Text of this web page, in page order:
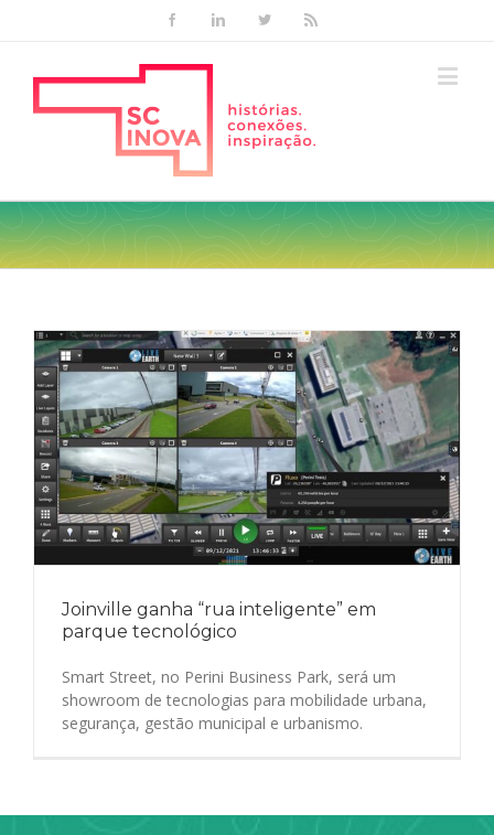
FacebookLinkedinTwitter
Joinville ganha “rua inteligente” em
parque tecnológico
Smart Street, no Perini Business Park, será um
showroom de tecnologias para mobilidade urbana,
segurança, gestão municipal e urbanismo.